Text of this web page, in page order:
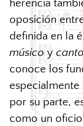
herencia
oposición
definida en la
músico y
conoce los
especialmente
por su parte,
como un